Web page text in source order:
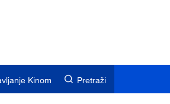
Kinom Pretraži